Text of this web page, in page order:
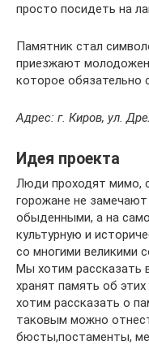
просто посидеть на
Памятник стал
приезжают
которое обязательно
Адрес: г. Киров, ул.
Идея проекта
Люди проходят мимо,
горожане не
обыденными, а на
культурную и
со многими великими
Мы хотим рассказать
хранят память об
хотим рассказать о
таковым можно
бюсты,постаменты,